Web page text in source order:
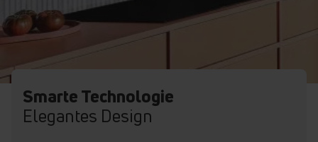
Smarte Technologie
Elegantes Design